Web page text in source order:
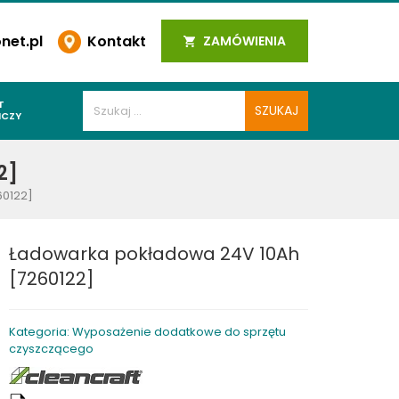
ZAMÓWIENIA
Kontakt
SPAWALNICZE
Ładowarka pokładowa 24V 10Ah
[7260122]
Kategoria: Wyposażenie dodatkowe do sprzętu
czyszczącego